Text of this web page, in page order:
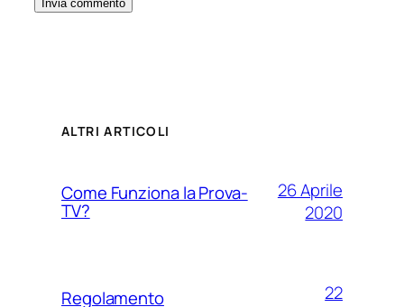
ALTRI ARTICOLI
Come Funziona la Prova-
TV?
26 Aprile
2020
Regolamento
22